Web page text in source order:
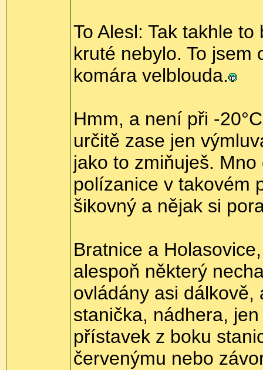
To Alesl: Tak takhle
kruté nebylo. To jsem
komára velblouda.
Hmm, a není při -
určitě zase jen
jako to zmiňuješ.
polízanice v takovém
šikovný a nějak si
Bratnice a
alespoň některý
ovládány asi dálkově,
stanička, nádhera,
přístavek z boku
červenýmu nebo